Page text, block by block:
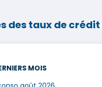
des taux de
MOIS